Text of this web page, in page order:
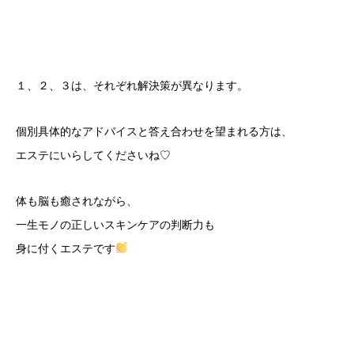
１、２、３は、それぞれ解決策が異なります。
個別具体的なアドバイスと答え合わせを望まれる方は、
エステにいらしてくださいね♡
体も脳も癒されながら、
一生モノの正しいスキンケアの判断力も
身に付くエステです